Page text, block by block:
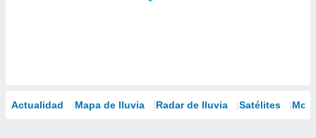
Actualidad Mapa de lluvia Radar de lluvia Satélites